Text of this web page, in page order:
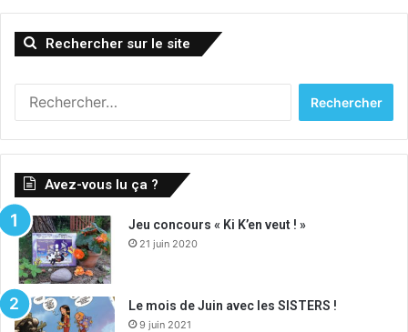
Rechercher sur le site
Avez-vous lu ça ?
Jeu concours « Ki K’en veut ! »
21 juin 2020
Le mois de Juin avec les SISTERS !
9 juin 2021